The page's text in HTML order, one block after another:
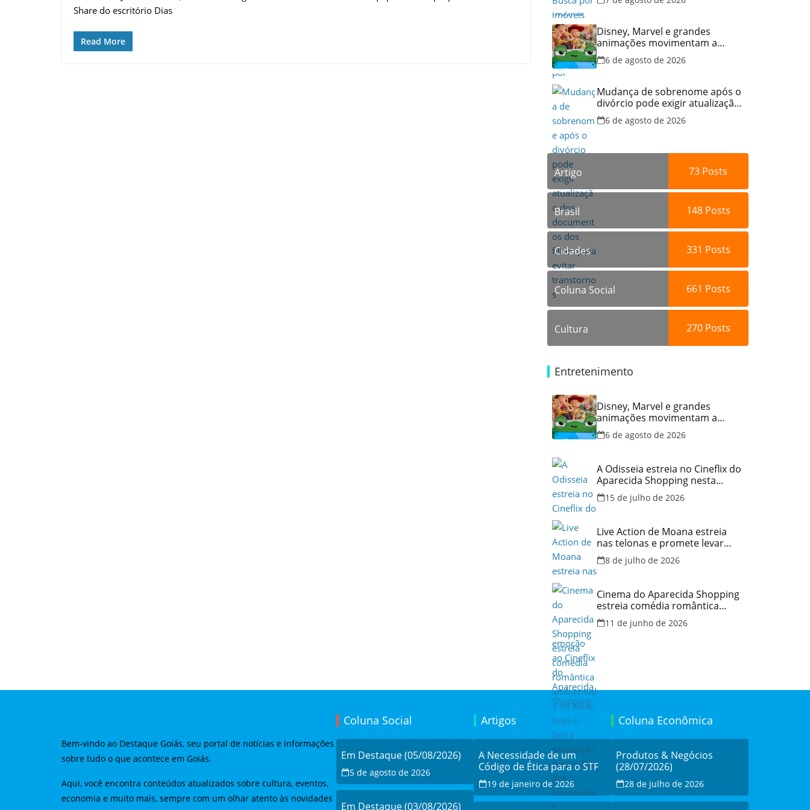
Share do escritório Dias
Read More
no Brasil
Disney, Marvel e grandes
animações movimentam a
programação do Cineflix do
Aparecida Shopping
6 de agosto de 2026
Mudança de sobrenome após o
divórcio pode exigir atualização
dos documentos dos filhos
para evitar transtornos
6 de agosto de 2026
Artigo 73 Posts
Brasil 148Posts
Cidades 331 Posts
Coluna Social 661 Posts
Cultura 270Posts
Entretenimento
Disney, Marvel e grandes
animações movimentam a
programação do Cineflix do
Aparecida Shopping
6 de agosto de 2026
A Odisseia estreia no Cineflix do
Aparecida Shopping nesta
quinta, 16
15 de julho de 2026
Live Action de Moana estreia
nas telonas e promete levar
aventura e emoção ao Cineflix
do Aparecida Shopping
8 de julho de 2026
Cinema do Aparecida Shopping
estreia comédia romântica
ambientada na Itália, hoje e
lança promoção para o Dia dos
11 de junho de 2026
Bem-vindo ao Destaque Goiás, seu portal de notícias e informações
sobre tudo o que acontece em Goiás.
Aqui, você encontra conteúdos atualizados sobre cultura, eventos,
economia e muito mais, sempre com um olhar atento às novidades
Coluna Social
Em Destaque (05/08/2026)
5 de agosto de 2026
Em Destaque (03/08/2026)
Artigos
A Necessidade de um
Código de Ética para o STF
19 de janeiro de 2026
Coluna Econômica
Produtos & Negócios
(28/07/2026)
28 de julho de 2026